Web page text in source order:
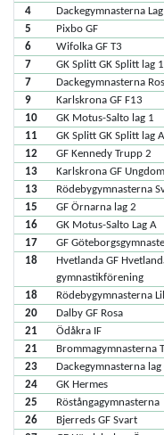
4
Dackegymnasterna
5
Pixbo GF
6
Wifolka GF T3
7
GK Splitt GK Splitt lag 1
7
Dackegymnasterna
9
Karlskrona GF F13
10
GK Motus-Salto lag 1
11
GK Splitt GK Splitt lag A
12
GF Kennedy Trupp 2
13
Karlskrona GF Ungdom
13
Rödebygymnasterna
15
GF Örnarna lag 2
16
GK Motus-Salto Lag A
17
GF
18
Hvetlanda GF
gymnastikförening
18 Rödebygymnasterna
20
Dalby GF Rosa
21
Ödåkra IF
21
Brommagymnasterna
23
Dackegymnasterna lag
24
GK Hermes
25
Röstångagymnasterna
26
Bjerreds GF Svart